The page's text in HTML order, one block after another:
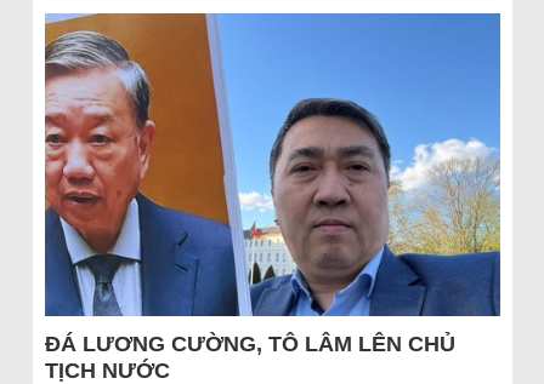
ĐÁ LƯƠNG CƯỜNG, TÔ LÂM LÊN CHỦ
TỊCH NƯỚC